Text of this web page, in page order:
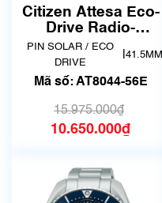
dụng, hàng đẹp, có chút
xước dăm)
Citizen Attesa Eco-
Drive Radio-
Controlled AT8044-
56E
PIN SOLAR / ECO
DRIVE
41.5MM
Mã số: AT8044-56E
15.975.000₫
10.650.000₫